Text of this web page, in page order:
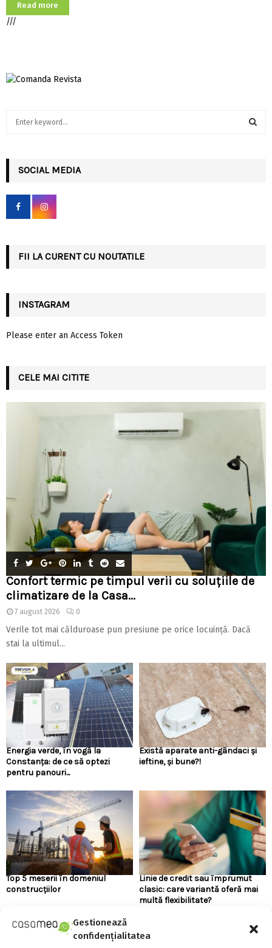
Gestionează
confidențialitatea
Read more
///
h
f
r
SOCIAL MEDIA
FII LA CURENT CU NOUTATILE
INSTAGRAM
Please enter an Access Token
CELE MAI CITITE
Confort termic pe timpul verii cu soluțiile de
climatizare de la Casa...
7 august 2026 0
Verile tot mai călduroase pun presiune pe orice locuință. Dacă
stai la ultimul...
Energia verde, în vogă la
Constanța: de ce să optezi
pentru panouri...
Există aparate anti-gândaci și
ieftine, și bune?!
Top 5 meserii în domeniul
construcțiilor
Linie de credit sau împrumut
clasic: care variantă oferă mai
multă flexibilitate?
URMARESTE-NE PE FACEBOOK